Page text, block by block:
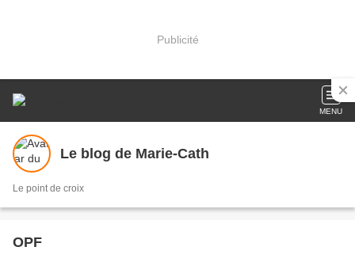
Publicité
MENU
Le blog de Marie-Cath
Le point de croix
OPF